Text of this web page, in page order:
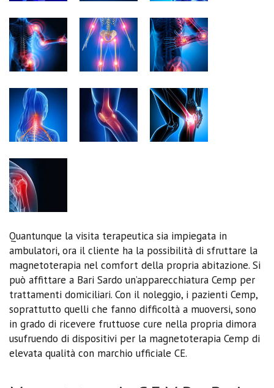
Quantunque la visita terapeutica sia impiegata in
ambulatori, ora il cliente ha la possibilità di sfruttare la
magnetoterapia nel comfort della propria abitazione. Si
può affittare a Bari Sardo un’apparecchiatura Cemp per
trattamenti domiciliari. Con il noleggio, i pazienti Cemp,
soprattutto quelli che fanno difficoltà a muoversi, sono
in grado di ricevere fruttuose cure nella propria dimora
usufruendo di dispositivi per la magnetoterapia Cemp di
elevata qualità con marchio ufficiale CE.